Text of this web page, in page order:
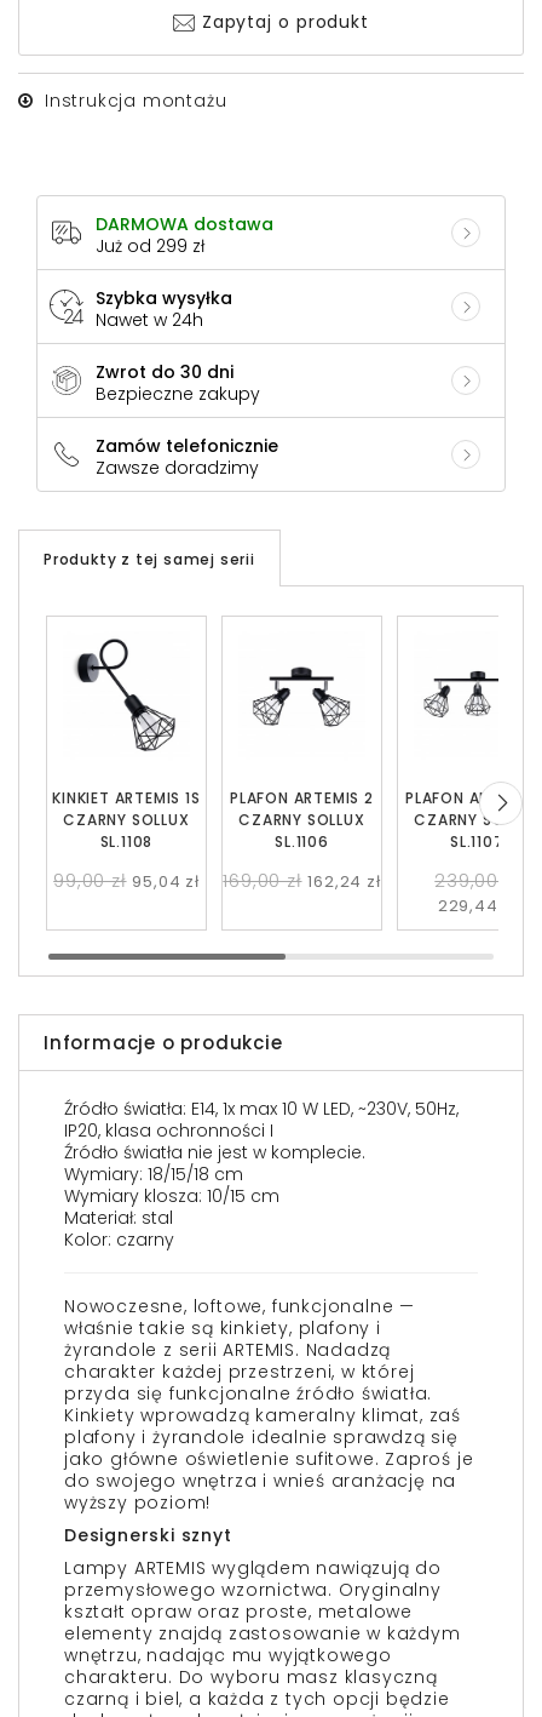
Zapytaj o produkt
Instrukcja montażu
DARMOWA dostawa
Już od 299 zł
Szybka wysyłka
Nawet w 24h
Zwrot do 30 dni
Bezpieczne zakupy
Zamów telefonicznie
Zawsze doradzimy
Produkty z tej samej serii
PLAFON ARTEMIS 2
CZARNY SOLLUX
SL.1106
169,00 zł 162,24 zł
PLAFON ARTEMIS
CZARNY SOLLUX
SL.1107
239,00 zł
229,44 zł
KINKIET ARTEMIS 1S
CZARNY SOLLUX
SL.1108
99,00 zł 95,04 zł
Informacje o produkcie
Źródło światła: E14, 1x max 10 W LED, ~230V, 50Hz,
IP20, klasa ochronności I
Źródło światła nie jest w komplecie.
Wymiary: 18/15/18 cm
Wymiary klosza: 10/15 cm
Materiał: stal
Kolor: czarny
Nowoczesne, loftowe, funkcjonalne —
właśnie takie są kinkiety, plafony i
żyrandole z serii ARTEMIS. Nadadzą
charakter każdej przestrzeni, w której
przyda się funkcjonalne źródło światła.
Kinkiety wprowadzą kameralny klimat, zaś
plafony i żyrandole idealnie sprawdzą się
jako główne oświetlenie sufitowe. Zaproś je
do swojego wnętrza i wnieś aranżację na
wyższy poziom!
Designerski sznyt
Lampy ARTEMIS wyglądem nawiązują do
przemysłowego wzornictwa. Oryginalny
kształt opraw oraz proste, metalowe
elementy znajdą zastosowanie w każdym
wnętrzu, nadając mu wyjątkowego
charakteru. Do wyboru masz klasyczną
czarną i biel, a każda z tych opcji będzie